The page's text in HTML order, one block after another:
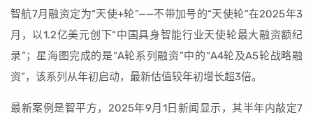
智航7月融资定为“天使+轮”——不带加号的“天使轮”在2025年3
月，以1.2亿美元创下“中国具身智能行业天使轮最大融资额纪
录”；星海图完成的是“A轮系列融资”中的“A4轮及A5轮战略融
资”，该系列从年初启动，最新估值较年初增长超3倍。
最新案例是智平方，2025年9月1日新闻显示，其半年内敲定7